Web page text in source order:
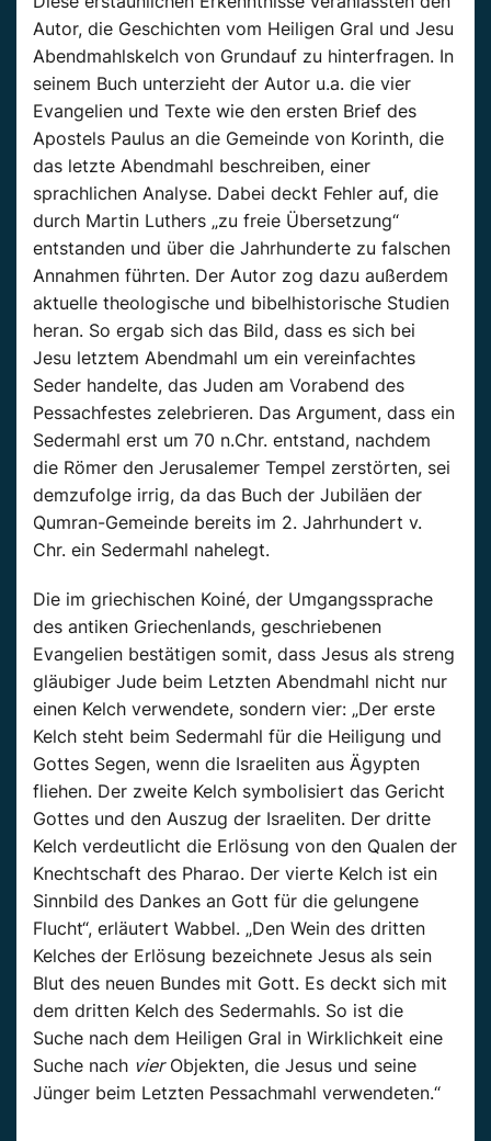
Autor, die Geschichten vom Heiligen Gral und Jesu
Abendmahlskelch von Grundauf zu hinterfragen. In
seinem Buch unterzieht der Autor u.a. die vier
Evangelien und Texte wie den ersten Brief des
Apostels Paulus an die Gemeinde von Korinth, die
das letzte Abendmahl beschreiben, einer
sprachlichen Analyse. Dabei deckt Fehler auf, die
durch Martin Luthers „zu freie Übersetzung“
entstanden und über die Jahrhunderte zu falschen
Annahmen führten. Der Autor zog dazu außerdem
aktuelle theologische und bibelhistorische Studien
heran. So ergab sich das Bild, dass es sich bei
Jesu letztem Abendmahl um ein vereinfachtes
Seder handelte, das Juden am Vorabend des
Pessachfestes zelebrieren. Das Argument, dass ein
Sedermahl erst um 70 n.Chr. entstand, nachdem
die Römer den Jerusalemer Tempel zerstörten, sei
demzufolge irrig, da das Buch der Jubiläen der
Qumran-Gemeinde bereits im 2. Jahrhundert v.
Chr. ein Sedermahl nahelegt.
Die im griechischen Koiné, der Umgangssprache
des antiken Griechenlands, geschriebenen
Evangelien bestätigen somit, dass Jesus als streng
gläubiger Jude beim Letzten Abendmahl nicht nur
einen Kelch verwendete, sondern vier: „Der erste
Kelch steht beim Sedermahl für die Heiligung und
Gottes Segen, wenn die Israeliten aus Ägypten
fliehen. Der zweite Kelch symbolisiert das Gericht
Gottes und den Auszug der Israeliten. Der dritte
Kelch verdeutlicht die Erlösung von den Qualen der
Knechtschaft des Pharao. Der vierte Kelch ist ein
Sinnbild des Dankes an Gott für die gelungene
Flucht“, erläutert Wabbel. „Den Wein des dritten
Kelches der Erlösung bezeichnete Jesus als sein
Blut des neuen Bundes mit Gott. Es deckt sich mit
dem dritten Kelch des Sedermahls. So ist die
Suche nach dem Heiligen Gral in Wirklichkeit eine
Suche nach vierObjekten, die Jesus und seine
Jünger beim Letzten Pessachmahl verwendeten.“